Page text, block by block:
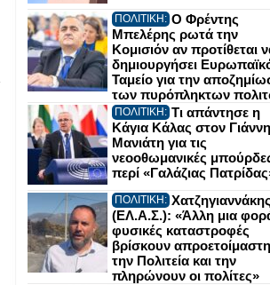
ΠΟΛΙΤΙΚΗ: Ο Φρέντης
Μπελέρης ρωτά την
Κομισιόν αν προτίθεται
δημιουργήσει
Ταμείο για την
των πυρόπληκτων
ΠΟΛΙΤΙΚΗ: Τι απάντησε η
Κάγια Κάλας στον Γιάννη
Μανιάτη για τις
νεοοθωμανικές
περί «Γαλάζιας
ΠΟΛΙΤΙΚΗ: Χατζηγιαννάκης
(ΕΛ.Α.Σ.): «Άλλη μια
φυσικές καταστροφές
βρίσκουν απροετοίμαστη
την Πολιτεία και την
πληρώνουν οι πολίτες»